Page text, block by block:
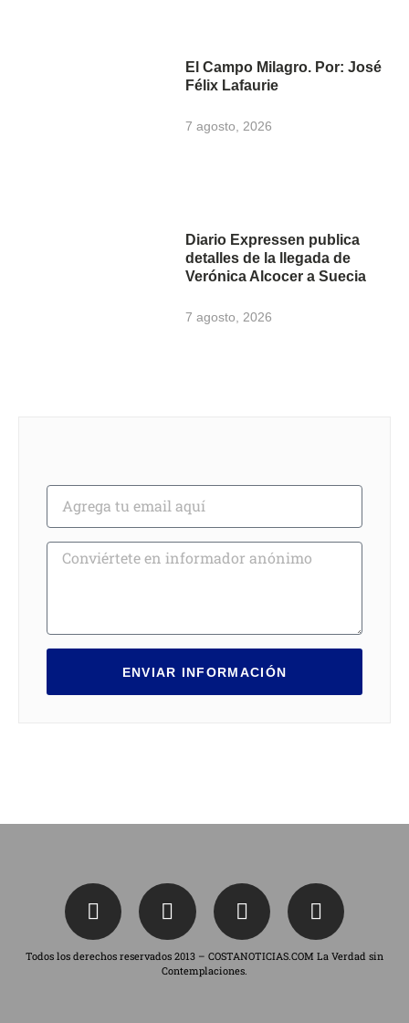
El Campo Milagro. Por: José
Félix Lafaurie
7 agosto, 2026
Diario Expressen publica
detalles de la llegada de
Verónica Alcocer a Suecia
7 agosto, 2026
ENVIAR INFORMACIÓN
Todos los derechos reservados 2013 – COSTANOTICIAS.COM La Verdad sin
Contemplaciones.